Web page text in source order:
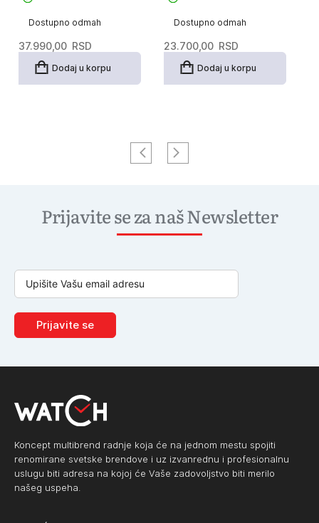
Dostupno odmah
37.990,00 RSD
Dodaj u korpu
Dostupno odmah
23.700,00 RSD
Dodaj u korpu
Prijavite se za naš Newsletter
Prijavite se
Koncept multibrend radnje koja će na jednom mestu spojiti
renomirane svetske brendove i uz izvanrednu i profesionalnu
uslugu biti adresa na kojoj će Vaše zadovoljstvo biti merilo
našeg uspeha.